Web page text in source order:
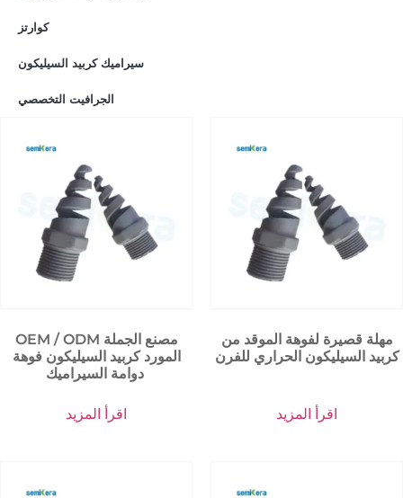
كوارتز
سيراميك كربيد السيليكون
الجرافيت التخصصي
OEM / ODM مصنع الجملة
المورد كربيد السيليكون فوهة
دوامة السيراميك
اقرأ المزيد
مهلة قصيرة لفوهة الموقد من
كربيد السيليكون الحراري للفرن
اقرأ المزيد